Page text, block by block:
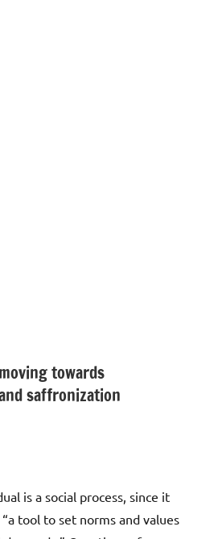
towards
saffronization
is a social process, since it
tool to set norms and values